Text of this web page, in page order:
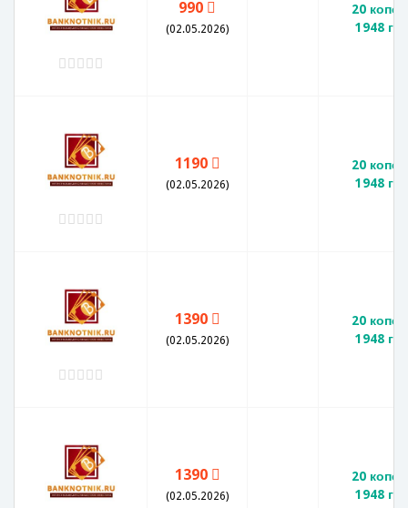
990
(02.05.2026)
20
1948
1190
(02.05.2026)
20
1948
1390
(02.05.2026)
20
1948
1390
(02.05.2026)
20
1948